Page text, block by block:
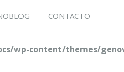
CONTACTO
wp-content/themes/